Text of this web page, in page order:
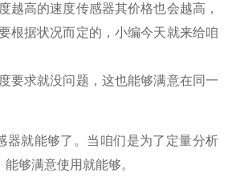
高的速度传感器其价格也会越高，
根据状况而定的，小编今天就来给咱
求就没问题，这也能够满意在同一
就能够了。当咱们是为了定量分析
够满意使用就能够。